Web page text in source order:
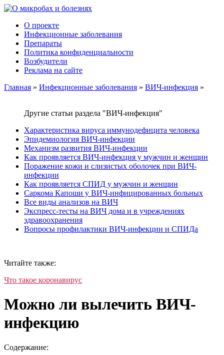
О проекте
Инфекционные заболевания
Препараты
Политика конфиденциальности
Возбудители
Реклама на сайте
Главная » Инфекционные заболевания » ВИЧ-инфекция »
Другие статьи раздела "ВИЧ-инфекция"
Характеристика вируса иммунодефицита человека
Эпидемиология ВИЧ-инфекции
Механизм развития ВИЧ-инфекции
Как проявляется ВИЧ-инфекция у мужчин и женщин
Поражение кожи и слизистых оболочек при ВИЧ-
инфекции
Как проявляется СПИД у мужчин и женщин
Саркома Капоши у ВИЧ-инфицированных больных
Все виды анализов на ВИЧ
Экспресс-тесты на ВИЧ дома и в учреждениях
здравоохранения
Вопросы профилактики ВИЧ-инфекции и СПИДа
Читайте также:
Что такое коронавирус
Можно ли вылечить ВИЧ-
инфекцию
Содержание: